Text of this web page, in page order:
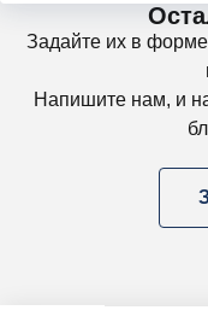
Задайте их в
Напишите нам, и